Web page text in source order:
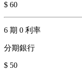
$ 60
6 期 0 利率
分期銀行
$ 50